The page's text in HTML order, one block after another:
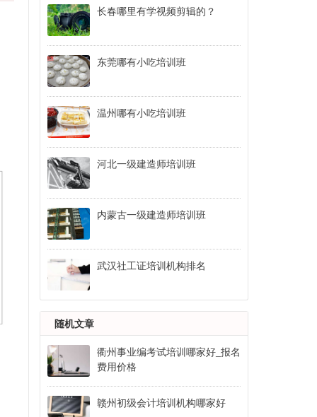
长春哪里有学视频剪辑的？
东莞哪有小吃培训班
温州哪有小吃培训班
河北一级建造师培训班
内蒙古一级建造师培训班
武汉社工证培训机构排名
随机文章
衢州事业编考试培训哪家好_报名
费用价格
赣州初级会计培训机构哪家好